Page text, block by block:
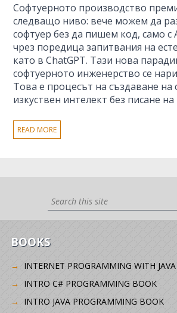
Софтуерното производство
следващо ниво: вече можем да
софтуер без да пишем код, само с
чрез поредица запитвания на
като в ChatGPT. Тази нова
софтуерното инженерство се
Това е процесът на създаване на
изкуствен интелект без писане на
READ MORE
BOOKS
INTERNET PROGRAMMING WITH
INTRO C# PROGRAMMING BOOK
INTRO JAVA PROGRAMMING BOOK